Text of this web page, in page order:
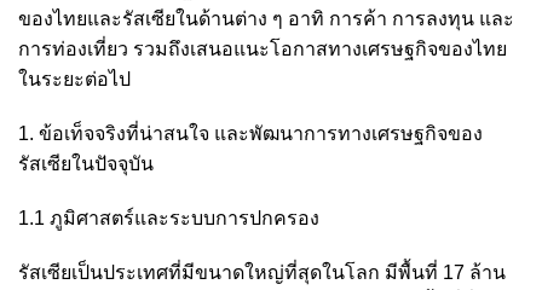
ของไทยและรัสเซียในด้านต่าง ๆ อาทิ การค้า การลงทุน และ
การท่องเที่ยว รวมถึงเสนอแนะโอกาสทางเศรษฐกิจของไทย
ในระยะต่อไป
1. ข้อเท็จจริงที่น่าสนใจ และพัฒนาการทางเศรษฐกิจของ
รัสเซียในปัจจุบัน
1.1 ภูมิศาสตร์และระบบการปกครอง
รัสเซียเป็นประเทศที่มีขนาดใหญ่ที่สุดในโลก มีพื้นที่ 17 ล้าน